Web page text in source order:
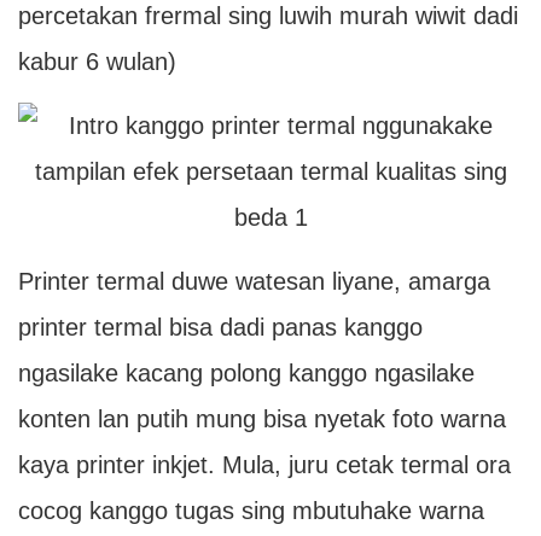
percetakan frermal sing luwih murah wiwit dadi
kabur 6 wulan)
Printer termal duwe watesan liyane, amarga
printer termal bisa dadi panas kanggo
ngasilake kacang polong kanggo ngasilake
konten lan putih mung bisa nyetak foto warna
kaya printer inkjet. Mula, juru cetak termal ora
cocog kanggo tugas sing mbutuhake warna